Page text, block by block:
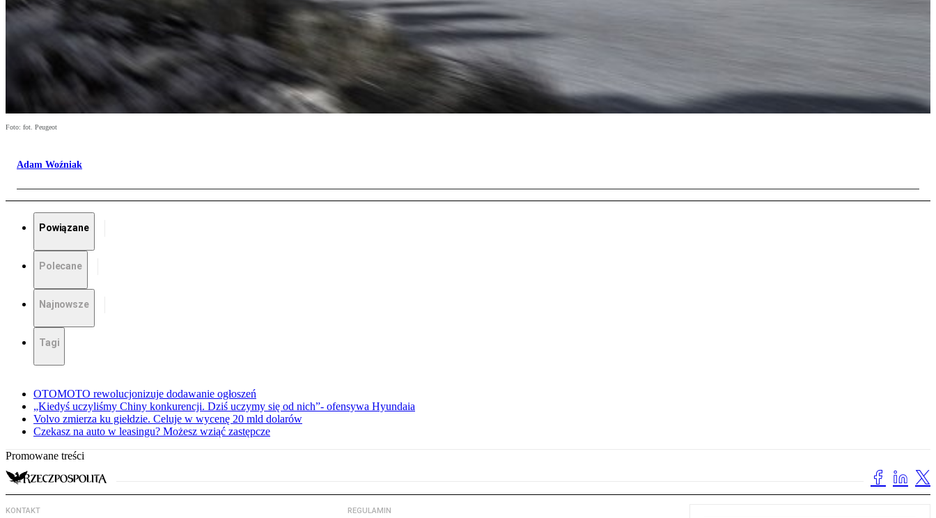
Foto: fot. Peugeot
Adam Woźniak
Powiązane
Polecane
Najnowsze
Tagi
OTOMOTO rewolucjonizuje dodawanie ogłoszeń
„Kiedyś uczyliśmy Chiny konkurencji. Dziś uczymy się od nich”- ofensywa Hyundaia
Volvo zmierza ku giełdzie. Celuje w wycenę 20 mld dolarów
Czekasz na auto w leasingu? Możesz wziąć zastępcze
Promowane treści
KONTAKT REGULAMIN